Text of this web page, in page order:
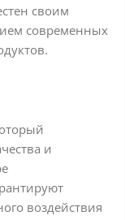
своим
современных
и
воздействия